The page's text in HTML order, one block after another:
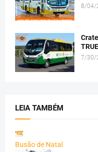
8/04/
TRUE
7/30/
LEIA TAMBÉM
Busão de Natal